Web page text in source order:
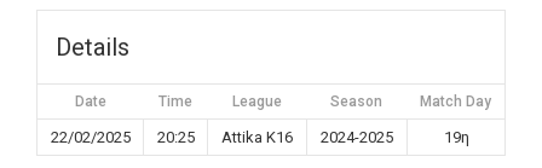
Details
Date Time League Season Match Day
22/02/2025 20:25 Attika K16 2024-2025 19η